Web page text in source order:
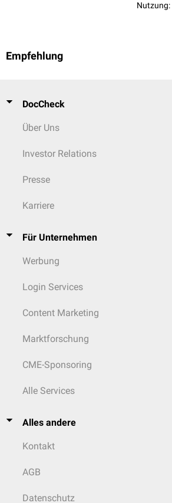
Nutzung:
Empfehlung
DocCheck
Über Uns
Investor Relations
Presse
Karriere
Für Unternehmen
Werbung
Login Services
Content Marketing
Marktforschung
CME-Sponsoring
Alle Services
Alles andere
Kontakt
AGB
Datenschutz